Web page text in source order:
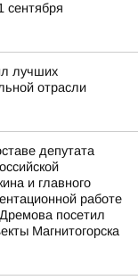
сентября
лучших
отрасли
депутата
и главного
работе
посетил
Магнитогорска